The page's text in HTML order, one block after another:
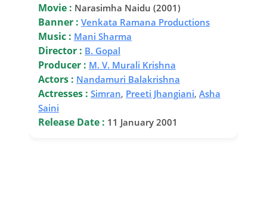
Movie : Narasimha Naidu (2001)
Banner : Venkata Ramana Productions
Music : Mani Sharma
Director : B. Gopal
Producer : M. V. Murali Krishna
Actors : Nandamuri Balakrishna
Actresses : Simran, Preeti Jhangiani, Asha
Saini
Release Date : 11 January 2001